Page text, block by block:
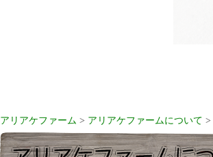
アリアケファーム > アリアケファームについて >